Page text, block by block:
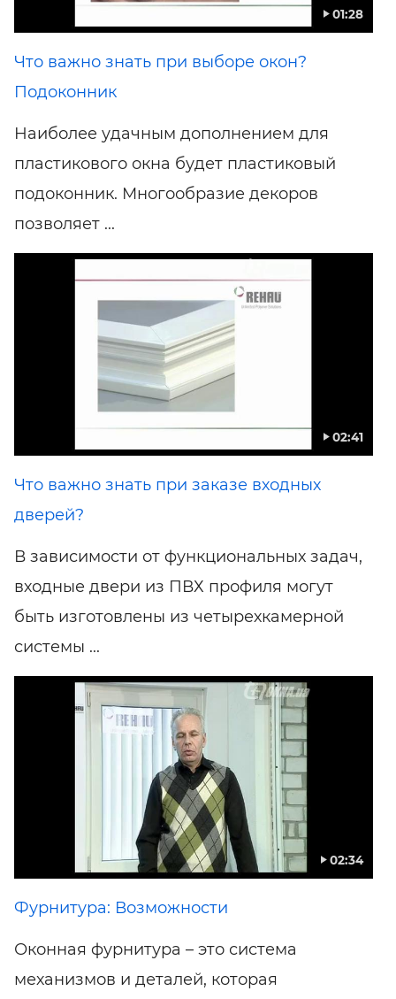
01:28
Что важно знать при выборе окон?
Подоконник
Наиболее удачным дополнением для
пластикового окна будет пластиковый
подоконник. Многообразие декоров
позволяет ...
02:41
Что важно знать при заказе входных
дверей?
В зависимости от функциональных задач,
входные двери из ПВХ профиля могут
быть изготовлены из четырехкамерной
системы ...
02:34
Фурнитура: Возможности
Оконная фурнитура – это система
механизмов и деталей, которая